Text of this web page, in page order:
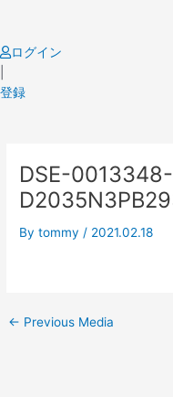
content
ログイン
登録
DSE-
Bytommy / 2021.02.18
navigation
← Previous Media